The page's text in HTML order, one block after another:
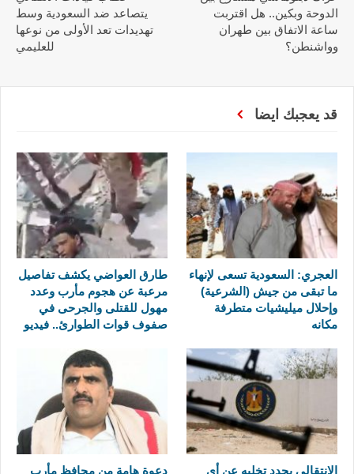
الدوحة وبكين.. هل اقتربت
ساعة الاتفاق بين طهران
وواشنطن؟
يتصاعد ضد السعودية وسط
تهديدات تعد الأولى من نوعها
للعليمي
قد يعجبك ايضا
العجري: السعودية تسعى لإنهاء
ما تبقى من جيش (الشرعية)
وإحلال ميليشيات متطرفة
مكانه
طارق العواضي يكشف تفاصيل
مرعبة عن هجوم مأرب وعدد
مهول للقتلى والجرحى في
صفوف قوات الطوارئ.. فيديو
الانتقالي يجدد تخليه عن أي دعوة هامة من محافظ مأرب